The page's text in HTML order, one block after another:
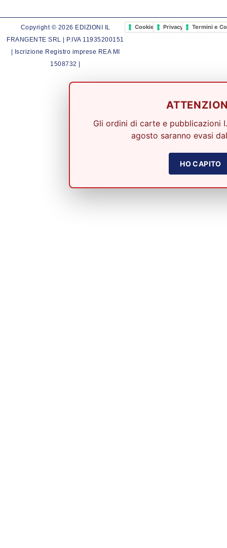
Copyright © 2026 EDIZIONI IL
FRANGENTE SRL | P.IVA 11935200151
| Iscrizione Registro imprese REA MI
1508732 |
Cookie PolicyPrivacy PolicyTermini e
Gli ordini di carte e pubblicazioni
agosto saranno evasi
HO CAPITO